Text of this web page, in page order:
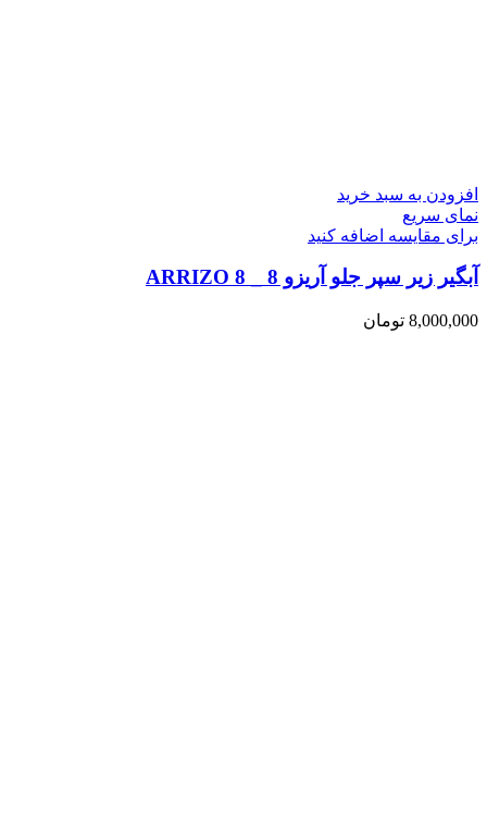
افزودن به سبد خرید
نمای سریع
برای مقایسه اضافه کنید
آبگیر زیر سپر جلو آریزو 8 _ ARRIZO 8
8,000,000 تومان